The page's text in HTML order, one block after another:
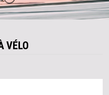
VÉLO